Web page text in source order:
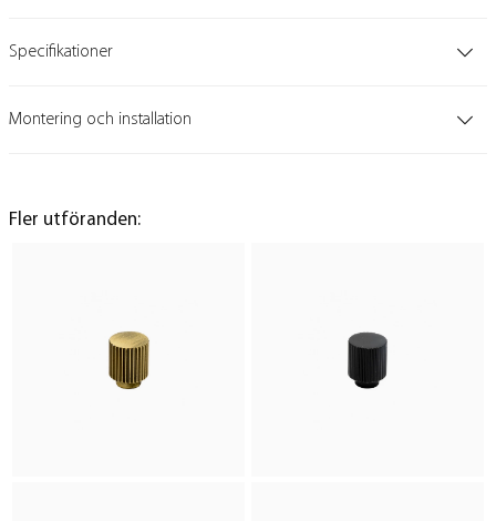
Specifikationer
Montering och installation
Fler utföranden: